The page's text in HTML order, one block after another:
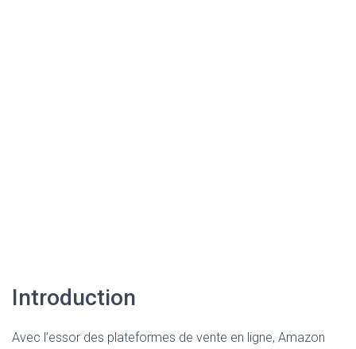
Introduction
Avec l’essor des plateformes de vente en ligne, Amazon